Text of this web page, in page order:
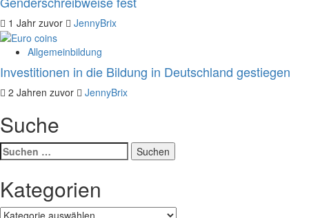
1 Jahr zuvor JennyBrix
Allgemeinbildung
Investitionen in die Bildung in Deutschland gestiegen
2 Jahren zuvor JennyBrix
Suche
Suchen
nach:
Kategorien
Kategorien